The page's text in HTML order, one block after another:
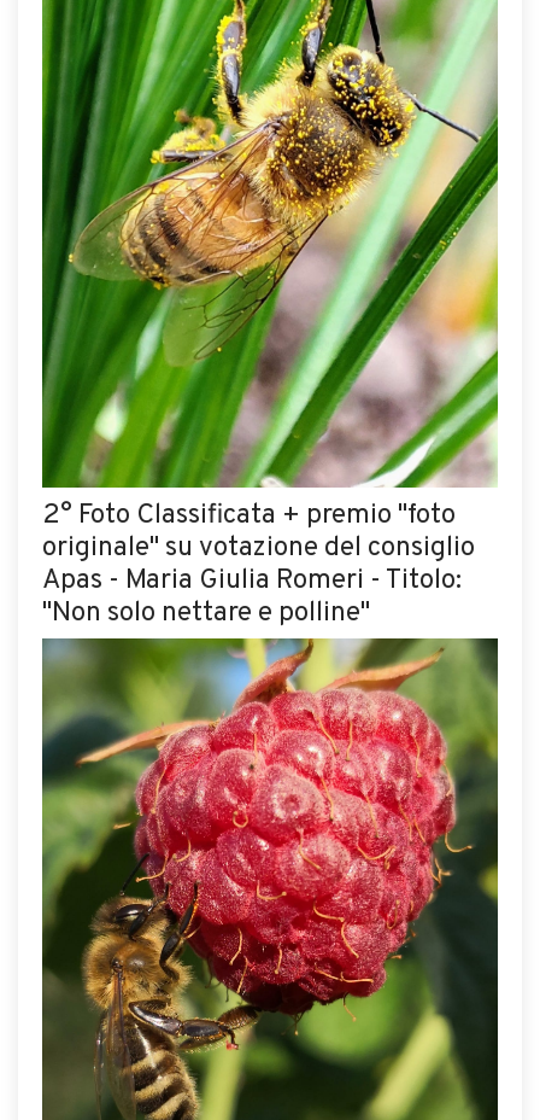
2° Foto Classificata + premio "foto
originale" su votazione del consiglio
Apas - Maria Giulia Romeri - Titolo:
"Non solo nettare e polline"